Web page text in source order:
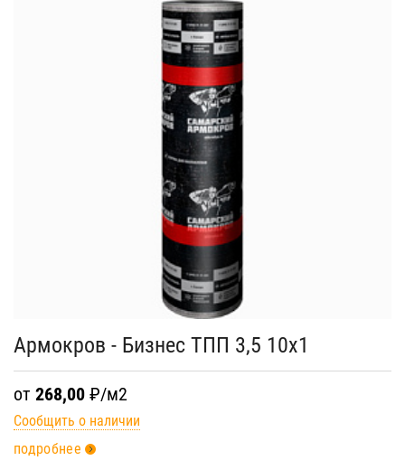
Армокров - Бизнес ТПП 3,5 10х1
от 268,00 ₽/м2
Сообщить о наличии
подробнее